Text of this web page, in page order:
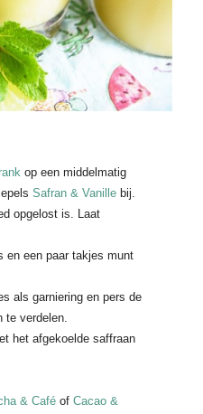
op een middelmatig
Safran & Vanille bij.
opgelost is. Laat
en een paar takjes munt
als garniering en pers de
te verdelen.
het afgekoelde saffraan
& Café ofCacao &